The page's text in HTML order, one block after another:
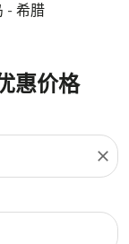
- 希腊
惠价格
close